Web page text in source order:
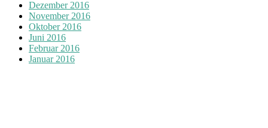
Dezember 2016
November 2016
Oktober 2016
Juni 2016
Februar 2016
Januar 2016